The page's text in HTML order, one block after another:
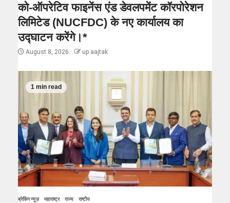
को-ऑपरेटिव फाइनेंस एंड डेवलपमेंट कॉरपोरेशन
लिमिटेड (NUCFDC) के नए कार्यालय का
उद्घाटन करेंगे।*
August 8, 2026 up aajtak
1 min read
ब्रेकिंग न्यूज़ महाराष्ट्र राज्य राष्टीय